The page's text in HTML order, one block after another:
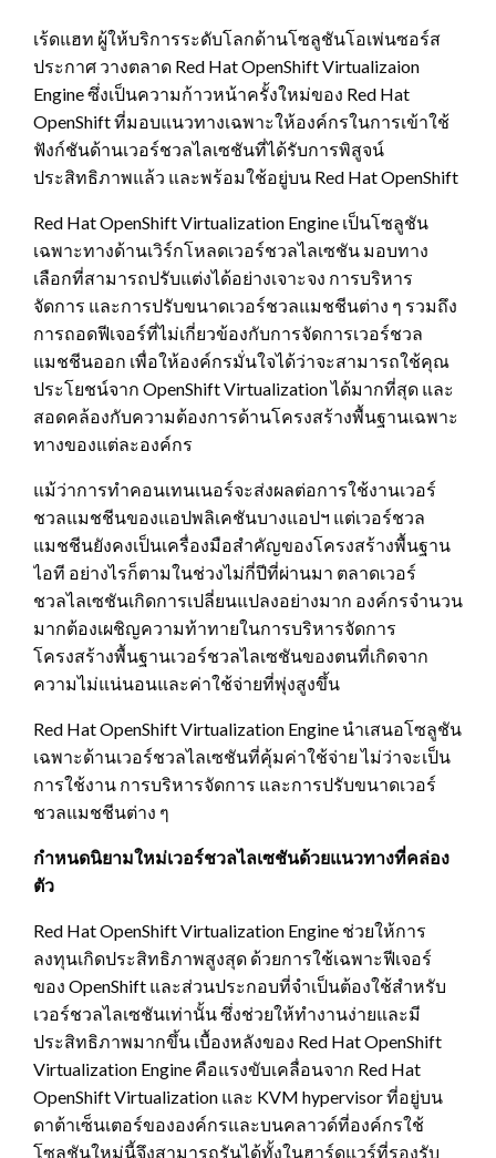
เร้ดแฮท ผู้ให้บริการระดับโลกด้านโซลูชันโอเพ่นซอร์ส
ประกาศ วางตลาด Red Hat OpenShift Virtualizaion
Engine ซึ่งเป็นความก้าวหน้าครั้งใหม่ของ Red Hat
OpenShift ที่มอบแนวทางเฉพาะให้องค์กรในการเข้าใช้
ฟังก์ชันด้านเวอร์ชวลไลเซชันที่ได้รับการพิสูจน์
ประสิทธิภาพแล้ว และพร้อมใช้อยู่บน Red Hat OpenShift
Red Hat OpenShift Virtualization Engine เป็นโซลูชัน
เฉพาะทางด้านเวิร์กโหลดเวอร์ชวลไลเซชัน มอบทาง
เลือกที่สามารถปรับแต่งได้อย่างเจาะจง การบริหาร
จัดการ และการปรับขนาดเวอร์ชวลแมชชีนต่าง ๆ รวมถึง
การถอดฟีเจอร์ที่ไม่เกี่ยวข้องกับการจัดการเวอร์ชวล
แมชชีนออก เพื่อให้องค์กรมั่นใจได้ว่าจะสามารถใช้คุณ
ประโยชน์จาก OpenShift Virtualization ได้มากที่สุด และ
สอดคล้องกับความต้องการด้านโครงสร้างพื้นฐานเฉพาะ
ทางของแต่ละองค์กร
แม้ว่าการทำคอนเทนเนอร์จะส่งผลต่อการใช้งานเวอร์
ชวลแมชชีนของแอปพลิเคชันบางแอปฯ แต่เวอร์ชวล
แมชชีนยังคงเป็นเครื่องมือสำคัญของโครงสร้างพื้นฐาน
ไอที อย่างไรก็ตามในช่วงไม่กี่ปีที่ผ่านมา ตลาดเวอร์
ชวลไลเซชันเกิดการเปลี่ยนแปลงอย่างมาก องค์กรจำนวน
มากต้องเผชิญความท้าทายในการบริหารจัดการ
โครงสร้างพื้นฐานเวอร์ชวลไลเซชันของตนที่เกิดจาก
ความไม่แน่นอนและค่าใช้จ่ายที่พุ่งสูงขึ้น
Red Hat OpenShift Virtualization Engine นำเสนอโซลูชัน
เฉพาะด้านเวอร์ชวลไลเซชันที่คุ้มค่าใช้จ่าย ไม่ว่าจะเป็น
การใช้งาน การบริหารจัดการ และการปรับขนาดเวอร์
ชวลแมชชีนต่าง ๆ
กำหนดนิยามใหม่เวอร์ชวลไลเซชันด้วยแนวทางที่คล่อง
ตัว
Red Hat OpenShift Virtualization Engine ช่วยให้การ
ลงทุนเกิดประสิทธิภาพสูงสุด ด้วยการใช้เฉพาะฟีเจอร์
ของ OpenShift และส่วนประกอบที่จำเป็นต้องใช้สำหรับ
เวอร์ชวลไลเซชันเท่านั้น ซึ่งช่วยให้ทำงานง่ายและมี
ประสิทธิภาพมากขึ้น เบื้องหลังของ Red Hat OpenShift
Virtualization Engine คือแรงขับเคลื่อนจาก Red Hat
OpenShift Virtualization และ KVM hypervisor ที่อยู่บน
ดาต้าเซ็นเตอร์ขององค์กรและบนคลาวด์ที่องค์กรใช้
โซลูชันใหม่นี้จึงสามารถรันได้ทั้งในฮาร์ดแวร์ที่รองรับ